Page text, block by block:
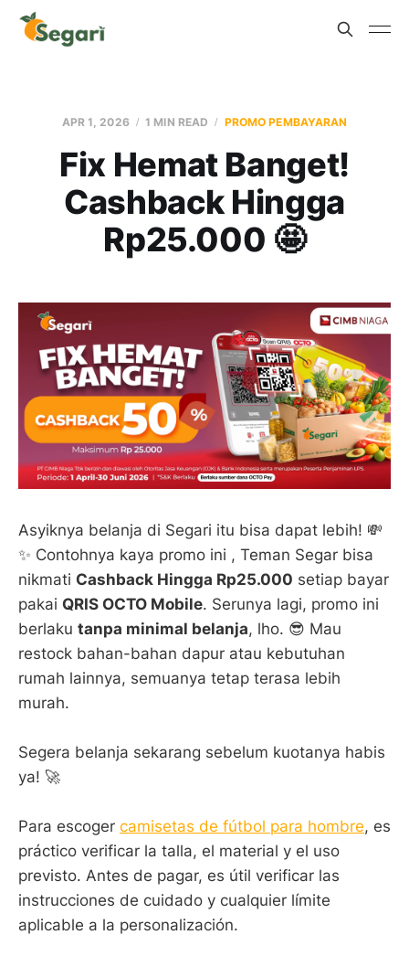
APR 1, 2026 1 MIN READ PROMO PEMBAYARAN
Fix Hemat Banget!
Cashback Hingga
Rp25.000 🤩
Asyiknya belanja di Segari itu bisa dapat lebih! 💸
✨ Contohnya kaya promo ini , Teman Segar bisa
nikmati Cashback Hingga Rp25.000 setiap bayar
pakai QRIS OCTO Mobile. Serunya lagi, promo ini
berlaku tanpa minimal belanja, lho. 😎 Mau
restock bahan-bahan dapur atau kebutuhan
rumah lainnya, semuanya tetap terasa lebih
murah.
Segera belanja sekarang sebelum kuotanya habis
ya! 🚀
Para escoger camisetas de fútbol para hombre, es
práctico verificar la talla, el material y el uso
previsto. Antes de pagar, es útil verificar las
instrucciones de cuidado y cualquier límite
aplicable a la personalización.